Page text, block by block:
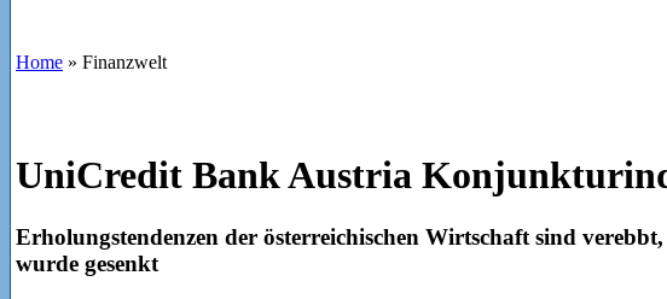
Home » Finanzwelt
UniCredit Bank Austria
Erholungstendenzen der österreichischen Wirtschaft sind
wurde gesenkt